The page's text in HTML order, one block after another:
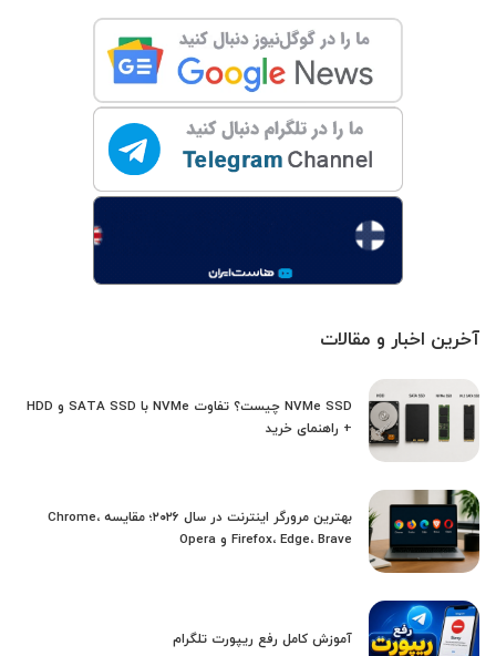
آخرین اخبار و مقالات
NVMe SSD چیست؟ تفاوت NVMe با SATA SSD و HDD
+ راهنمای خرید
بهترین مرورگر اینترنت در سال ۲۰۲۶؛ مقایسه Chrome،
Firefox، Edge، Brave و Opera
آموزش کامل رفع ریپورت تلگرام